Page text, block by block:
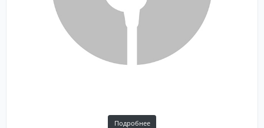
Подробнее